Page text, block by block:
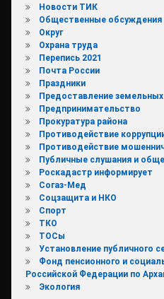
Новости ТИК
Общественные обсуждения
Округ
Охрана труда
Перепись 2021
Почта России
Праздники
Предоставление
Предпринимательство
Прокуратура района
Противодействие
Противодействие
Публичные слушания и
Роскадастр информирует
Согаз-Мед
Соцзащита и НКО
Спорт
ТКО
ТОСы
Установление публичного
Фонд пенсионного и
Российской Федерации по
Экология